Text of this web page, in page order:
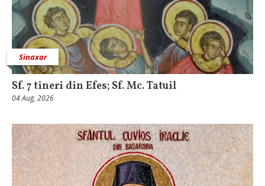
Sinaxar
Sf. 7 tineri din Efes; Sf. Mc. Tatuil
04 Aug, 2026